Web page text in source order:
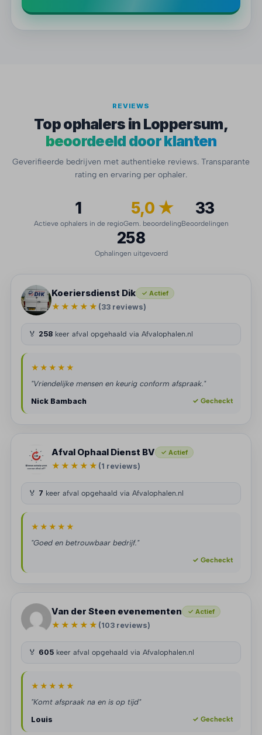
REVIEWS
Top ophalers in Loppersum,
beoordeeld door klanten
Geverifieerde bedrijven met authentieke reviews. Transparante
rating en ervaring per ophaler.
1
Actieve ophalers in de regio
5,0 ★
Gem. beoordeling
33
Beoordelingen
258
Ophalingen uitgevoerd
Koeriersdienst Dik ✓ Actief
★★★★★ (33 reviews)
🏅 258 keer afval opgehaald via Afvalophalen.nl
★★★★★
"Vriendelijke mensen en keurig conform afspraak."
Nick Bambach
✓ Gecheckt
Afval Ophaal Dienst BV ✓ Actief
★★★★★ (1 reviews)
🏅 7 keer afval opgehaald via Afvalophalen.nl
★★★★★
"Goed en betrouwbaar bedrijf."
✓ Gecheckt
Van der Steen evenementen ✓ Actief
★★★★★ (103 reviews)
🏅 605 keer afval opgehaald via Afvalophalen.nl
★★★★★
"Komt afspraak na en is op tijd"
Louis
✓ Gecheckt